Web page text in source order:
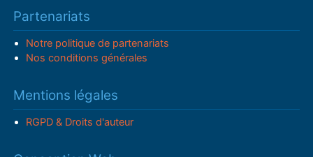
Partenariats
Notre politique de partenariats
Nos conditions générales
Mentions légales
RGPD & Droits d'auteur